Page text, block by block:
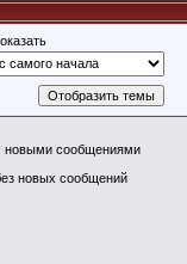
новыми сообщениями
новых сообщений